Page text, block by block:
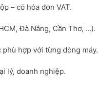
– có hóa đơn VAT.
Đà Nẵng, Cần Thơ, …).
hợp với từng dòng máy.
lý, doanh nghiệp.